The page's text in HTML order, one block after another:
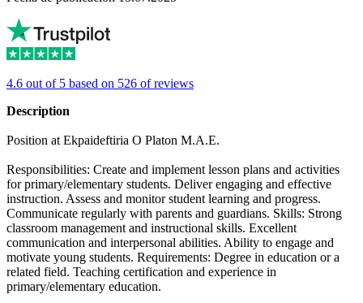
4.6 out of 5 based on 526 of reviews
Description
Position at Ekpaideftiria O Platon M.A.E.
Responsibilities: Create and implement lesson plans and activities
for primary/elementary students. Deliver engaging and effective
instruction. Assess and monitor student learning and progress.
Communicate regularly with parents and guardians. Skills: Strong
classroom management and instructional skills. Excellent
communication and interpersonal abilities. Ability to engage and
motivate young students. Requirements: Degree in education or a
related field. Teaching certification and experience in
primary/elementary education.